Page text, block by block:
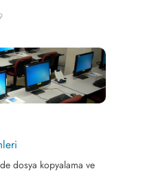
dosya kopyalama ve